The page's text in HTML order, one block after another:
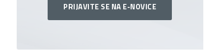
PRIJAVITE SE NA E-NOVICE